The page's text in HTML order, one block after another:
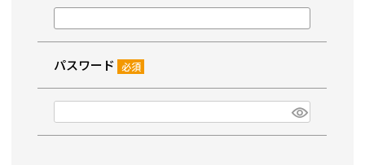
須)
パスワード
(必
須)